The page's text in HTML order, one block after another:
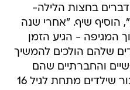
דברים בחצות הלילה-
שיף. "אחרי שנה
המגיפה - הגיע הזמן
שלהם הולכים להמשיך
והחברתיים שהם
חווים. בממשלה צריכים לזכור שילדים מתחת לגיל 16